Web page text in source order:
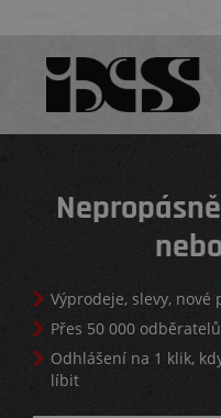
Výprodeje, slevy,
Přes 50 000 odběratelů
Odhlášení na 1 klik,
líbit